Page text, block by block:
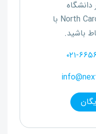
North با
باشید.
۸۹۵۳